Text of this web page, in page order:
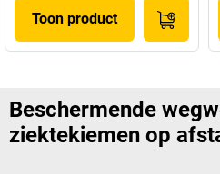
Toon product
Beschermende
ziektekiemen op